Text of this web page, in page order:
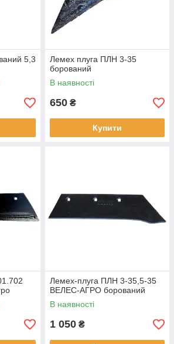
5,3
Лемех плуга ПЛН 3-35
борований
В наявності
650 ₴
Купити
Лемех-плуга ПЛН 3-35,5-35
ВЕЛЕС-АГРО борований
В наявності
1 050 ₴